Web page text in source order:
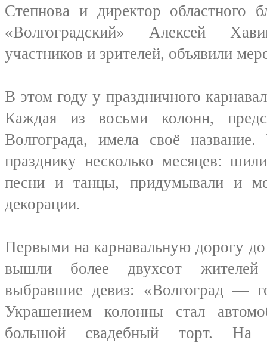
Степнова и директор областного
«Волгоградский» Алексей
участников и зрителей, объявили
В этом году у праздничного
Каждая из восьми колонн,
Волгограда, имела своё
празднику несколько месяцев:
песни и танцы, придумывали и
декорации.
Первыми на карнавальную дорогу
вышли более двухсот жителей
выбравшие девиз: «Волгоград —
Украшением колонны стал
большой свадебный торт. На